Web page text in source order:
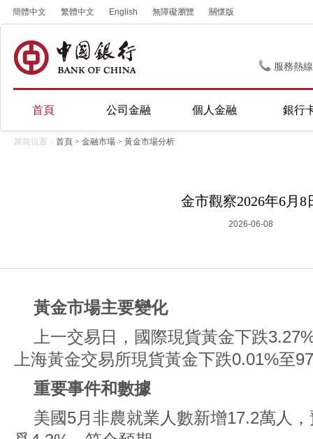
簡體中文 繁體中文 English 無障礙瀏覽 關懷版
服務熱
首頁 公司金融 個人金融 銀行
當前位置： 首頁 > 金融市場 > 黃金市場分析
金市觀察2026年6月8
2026-06-08
黃金市場主要變化
上一交易日，國際現貨黃金下跌
上海黃金交易所現貨黃金下跌0.01%至
重要事件和數據
美國5月非農就業人數新增17.2萬人